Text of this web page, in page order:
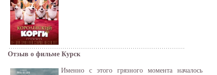
Отзыв о фильме Курск
Именно с этого грязного момента началось